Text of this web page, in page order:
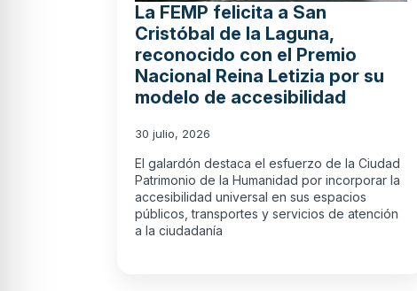
La FEMP felicita a San
Cristóbal de la Laguna,
reconocido con el Premio
Nacional Reina Letizia por su
modelo de accesibilidad
30 julio, 2026
El galardón destaca el esfuerzo de la Ciudad
Patrimonio de la Humanidad por incorporar la
accesibilidad universal en sus espacios
públicos, transportes y servicios de atención
a la ciudadanía